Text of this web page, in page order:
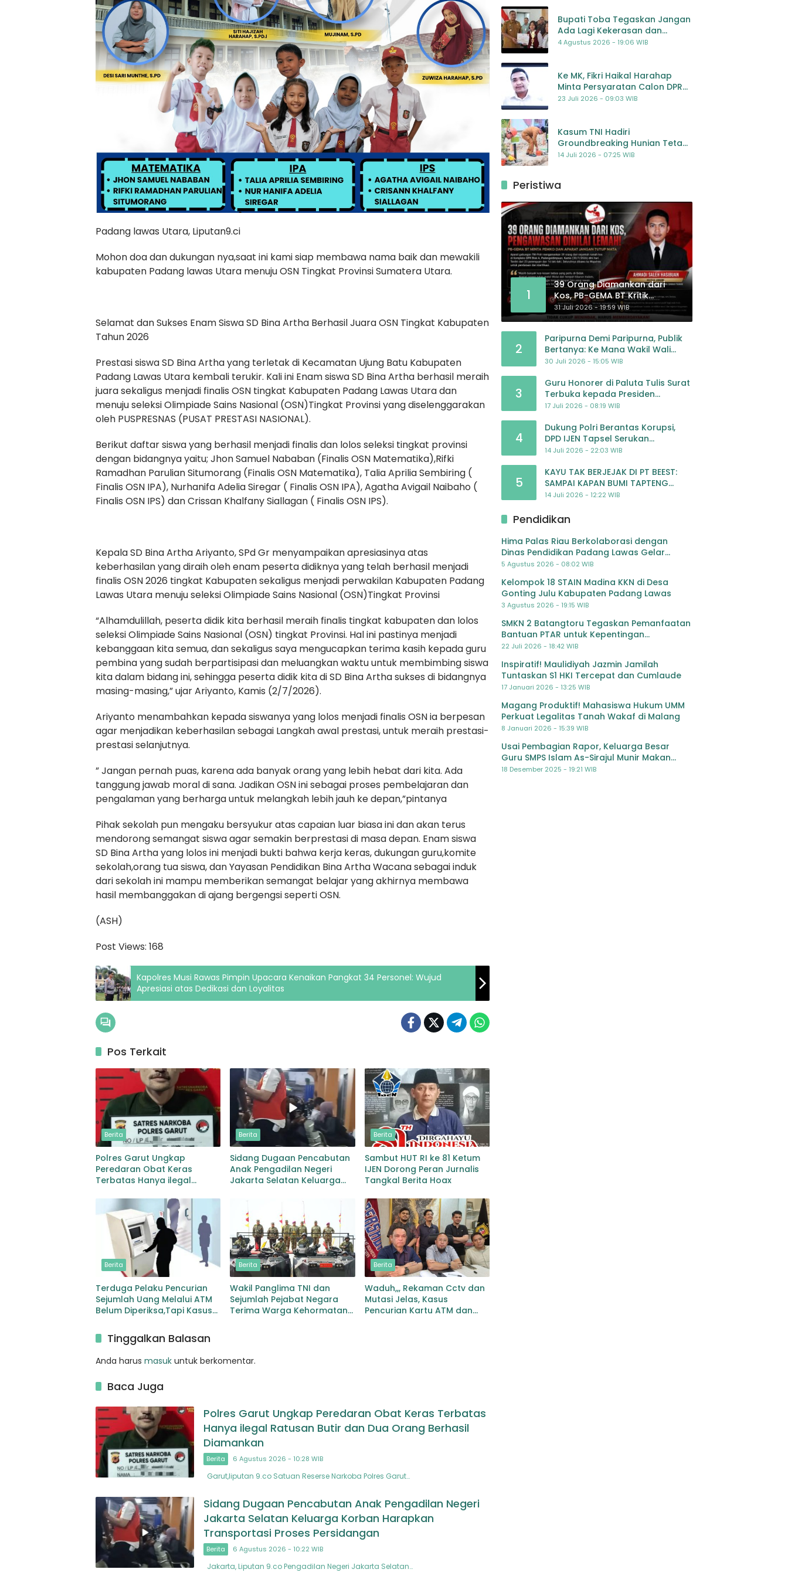
Padang lawas Utara, Liputan9.ci
Mohon doa dan dukungan nya,saat ini kami siap membawa nama baik dan mewakili
kabupaten Padang lawas Utara menuju OSN Tingkat Provinsi Sumatera Utara.
Selamat dan Sukses Enam Siswa SD Bina Artha Berhasil Juara OSN Tingkat Kabupaten
Tahun 2026
Prestasi siswa SD Bina Artha yang terletak di Kecamatan Ujung Batu Kabupaten
Padang Lawas Utara kembali terukir. Kali ini Enam siswa SD Bina Artha berhasil meraih
juara sekaligus menjadi finalis OSN tingkat Kabupaten Padang Lawas Utara dan
menuju seleksi Olimpiade Sains Nasional (OSN)Tingkat Provinsi yang diselenggarakan
oleh PUSPRESNAS (PUSAT PRESTASI NASIONAL).
Berikut daftar siswa yang berhasil menjadi finalis dan lolos seleksi tingkat provinsi
dengan bidangnya yaitu; Jhon Samuel Nababan (Finalis OSN Matematika),Rifki
Ramadhan Parulian Situmorang (Finalis OSN Matematika), Talia Aprilia Sembiring (
Finalis OSN IPA), Nurhanifa Adelia Siregar ( Finalis OSN IPA), Agatha Avigail Naibaho (
Finalis OSN IPS) dan Crissan Khalfany Siallagan ( Finalis OSN IPS).
Kepala SD Bina Artha Ariyanto, SPd Gr menyampaikan apresiasinya atas
keberhasilan yang diraih oleh enam peserta didiknya yang telah berhasil menjadi
finalis OSN 2026 tingkat Kabupaten sekaligus menjadi perwakilan Kabupaten Padang
Lawas Utara menuju seleksi Olimpiade Sains Nasional (OSN)Tingkat Provinsi
“Alhamdulillah, peserta didik kita berhasil meraih finalis tingkat kabupaten dan lolos
seleksi Olimpiade Sains Nasional (OSN) tingkat Provinsi. Hal ini pastinya menjadi
kebanggaan kita semua, dan sekaligus saya mengucapkan terima kasih kepada guru
pembina yang sudah berpartisipasi dan meluangkan waktu untuk membimbing siswa
kita dalam bidang ini, sehingga peserta didik kita di SD Bina Artha sukses di bidangnya
masing-masing,” ujar Ariyanto, Kamis (2/7/2026).
Ariyanto menambahkan kepada siswanya yang lolos menjadi finalis OSN ia berpesan
agar menjadikan keberhasilan sebagai Langkah awal prestasi, untuk meraih prestasi-
prestasi selanjutnya.
” Jangan pernah puas, karena ada banyak orang yang lebih hebat dari kita. Ada
tanggung jawab moral di sana. Jadikan OSN ini sebagai proses pembelajaran dan
pengalaman yang berharga untuk melangkah lebih jauh ke depan,”pintanya
Pihak sekolah pun mengaku bersyukur atas capaian luar biasa ini dan akan terus
mendorong semangat siswa agar semakin berprestasi di masa depan. Enam siswa
SD Bina Artha yang lolos ini menjadi bukti bahwa kerja keras, dukungan guru,komite
sekolah,orang tua siswa, dan Yayasan Pendidikan Bina Artha Wacana sebagai induk
dari sekolah ini mampu memberikan semangat belajar yang akhirnya membawa
hasil membanggakan di ajang bergengsi seperti OSN.
(ASH)
Post Views: 168
Kapolres Musi Rawas Pimpin Upacara Kenaikan Pangkat 34 Personel: Wujud
Apresiasi atas Dedikasi dan Loyalitas
Pos Terkait
Berita
Polres Garut Ungkap
Peredaran Obat Keras
Terbatas Hanya ilegal
Orang Berhasil Diamankan
Berita
Sidang Dugaan Pencabutan
Anak Pengadilan Negeri
Jakarta Selatan Keluarga
Transportasi Proses
Persidangan
Berita
Sambut HUT RI ke 81 Ketum
IJEN Dorong Peran Jurnalis
Tangkal Berita Hoax
Berita
Terduga Pelaku Pencurian
Sejumlah Uang Melalui ATM
Belum Diperiksa,Tapi Kasus
Korban Protes Keras
Berita
Wakil Panglima TNI dan
Sejumlah Pejabat Negara
Terima Warga Kehormatan
Berita
Waduh,,, Rekaman Cctv dan
Mutasi Jelas, Kasus
Pencurian Kartu ATM dan
Tinggalkan Balasan
Anda harus masuk untuk berkomentar.
Baca Juga
Polres Garut Ungkap Peredaran Obat Keras Terbatas
Hanya ilegal Ratusan Butir dan Dua Orang Berhasil
Diamankan
Berita 6 Agustus 2026 - 10:28 WIB
Garut,liputan 9.co Satuan Reserse Narkoba Polres Garut…
Sidang Dugaan Pencabutan Anak Pengadilan Negeri
Jakarta Selatan Keluarga Korban Harapkan
Transportasi Proses Persidangan
Berita 6 Agustus 2026 - 10:22 WIB
Jakarta, Liputan 9.co Pengadilan Negeri Jakarta Selatan…
Bupati Toba Tegaskan Jangan
Ada Lagi Kekerasan dan
Bullying Terhadap Anak,
4 Agustus 2026 - 19:06 WIB
Ke MK, Fikri Haikal Harahap
Minta Persyaratan Calon DPR
Dilengkapi Penilaian
23 Juli 2026 - 09:03 WIB
Kasum TNI Hadiri
Groundbreaking Hunian Tetap
Pascabencana di
14 Juli 2026 - 07:25 WIB
Peristiwa
1
39 Orang Diamankan dari
Kos, PB-GEMA BT Kritik
Pengawasan: Jangan Tunggu
Masyarakat Bergerak Baru
31 Juli 2026 - 19:59 WIB
2
Paripurna Demi Paripurna, Publik
Bertanya: Ke Mana Wakil Wali
Kota Padangsidimpuan?
30 Juli 2026 - 15:05 WIB
3
Guru Honorer di Paluta Tulis Surat
Terbuka kepada Presiden
Prabowo, Mohon Keadilan atas
17 Juli 2026 - 08:19 WIB
4
Dukung Polri Berantas Korupsi,
DPD IJEN Tapsel Serukan
Pengawalan Kasus Mantan
14 Juli 2026 - 22:03 WIB
5
KAYU TAK BERJEJAK DI PT BEEST:
SAMPAI KAPAN BUMI TAPTENG
DIKORBANKAN DEMI KEUNTUNGAN?
TINDAK TEGA
14 Juli 2026 - 12:22 WIB
Pendidikan
Hima Palas Riau Berkolaborasi dengan
Dinas Pendidikan Padang Lawas Gelar
Pelatihan OSIS SMP se-Kabupaten Padang
5 Agustus 2026 - 08:02 WIB
Kelompok 18 STAIN Madina KKN di Desa
Gonting Julu Kabupaten Padang Lawas
3 Agustus 2026 - 19:15 WIB
SMKN 2 Batangtoru Tegaskan Pemanfaatan
Bantuan PTAR untuk Kepentingan
Pendidikan
22 Juli 2026 - 18:42 WIB
Inspiratif! Maulidiyah Jazmin Jamilah
Tuntaskan S1 HKI Tercepat dan Cumlaude
17 Januari 2026 - 13:25 WIB
Magang Produktif! Mahasiswa Hukum UMM
Perkuat Legalitas Tanah Wakaf di Malang
8 Januari 2026 - 15:39 WIB
Usai Pembagian Rapor, Keluarga Besar
Guru SMPS Islam As-Sirajul Munir Makan
Bersama Sambut Libur Awal Semester
18 Desember 2025 - 19:21 WIB